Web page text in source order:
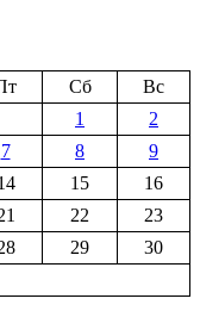
Сб
Вс
1
2
7 8
9
15
16
22
23
29
30